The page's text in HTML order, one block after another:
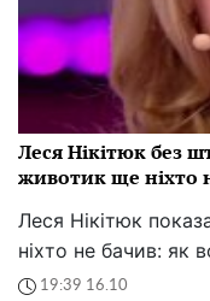
Леся Нікітюк без
животик ще ніхто
Леся Нікітюк
ніхто не бачив: як
19:39 16.10